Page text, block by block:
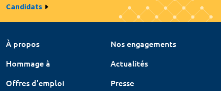
Candidats
À propos
Nos engagements
Hommage à
Actualités
Offres d'emploi
Presse